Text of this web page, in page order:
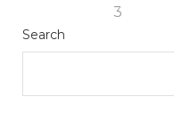
3
Search